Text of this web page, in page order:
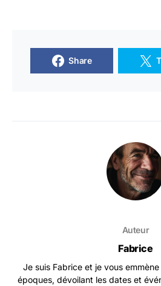
Share
Auteur
Fabrice
Je suis Fabrice et je vous
époques, dévoilant les dates et